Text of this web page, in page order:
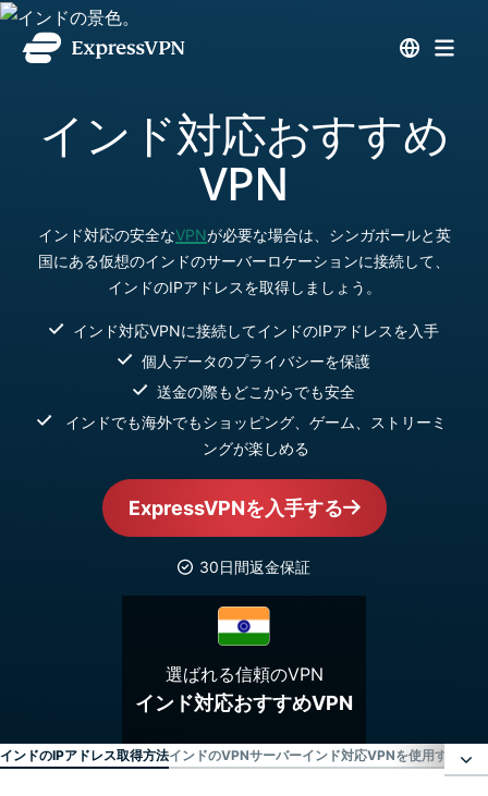
インド対応おすすめ
VPN
インド対応の安全なVPNが必要な場合は、シンガポールと英
国にある仮想のインドのサーバーロケーションに接続して、
インドのIPアドレスを取得しましょう。
インド対応VPNに接続してインドのIPアドレスを入手
個人データのプライバシーを保護
送金の際もどこからでも安全
インドでも海外でもショッピング、ゲーム、ストリーミ
ングが楽しめる
ExpressVPNを入手する
30日間返金保証
選ばれる信頼のVPN
インド対応おすすめVPN
インドのIPアドレス取得方法インドのVPNサーバーインド対応VPNを使用する理由